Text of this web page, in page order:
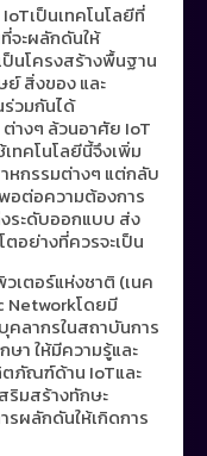
เป็นเทคโนโลยีที่
จะผลักดันให้
ป็นโครงสร้างพื้นฐาน
ย์ สิ่งของ และ
ร่วมกันได้
ต่างๆ ล้วนอาศัย IoT
ทคโนโลยีนี้จึงเพิ่ม
หกรรมต่างๆ แต่กลับ
อต่อความต้องการ
ระดับออกแบบ ส่ง
ตอย่างที่ควรจะเป็น
เตอร์แห่งชาติ (เนค
Networkโดยมี
ลากรในสถาบันการ
า ให้มีความรู้และ
ภัณฑ์ด้าน IoTและ
ริมสร้างทักษะ
รผลักดันให้เกิดการ